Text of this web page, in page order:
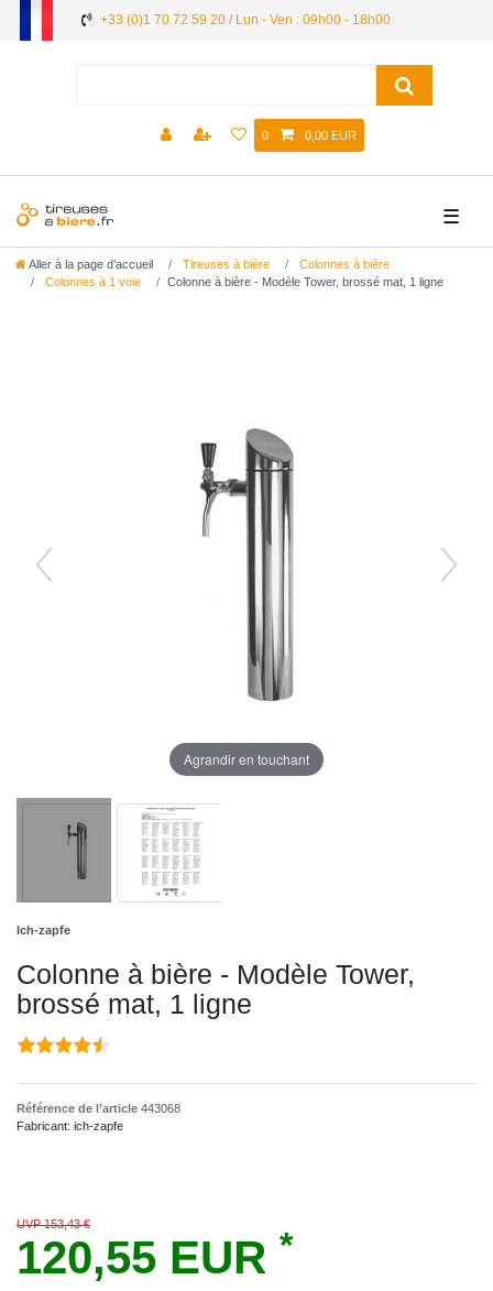
+33 (0)1 70 72 59 20 / Lun - Ven : 09h00 - 18h00
0 0,00 EUR
☰
Aller à la page d’accueil Tireuses à bière
Colonnes à bière
Colonnes à 1 voie
Colonne à bière - Modèle Tower, brossé mat, 1 ligne
Agrandir en touchant
Ich-zapfe
Colonne à bière - Modèle Tower,
brossé mat, 1 ligne
Référence de l’article 443068
Fabricant: ich-zapfe
UVP 153,43 €
120,55 EUR *